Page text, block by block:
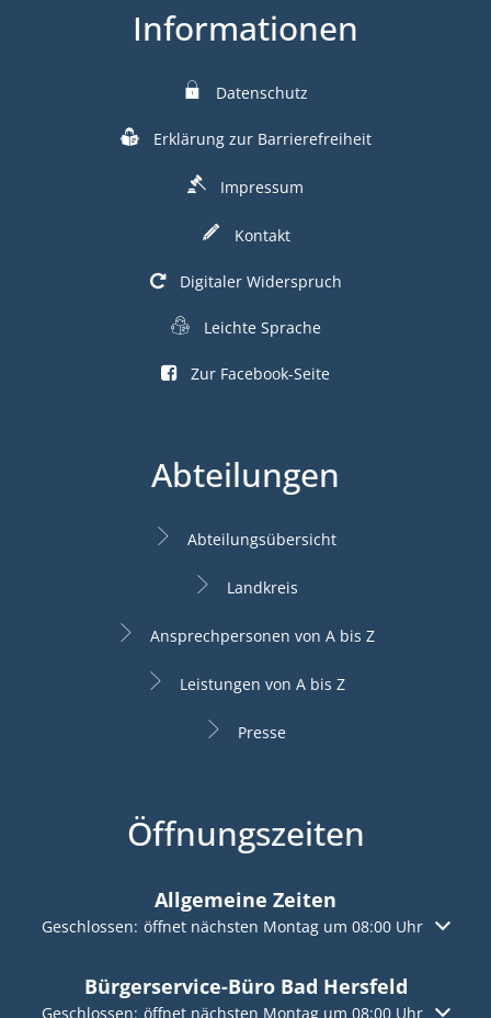
Informationen
Datenschutz
Erklärung zur Barrierefreiheit
Impressum
Kontakt
Digitaler Widerspruch
Leichte Sprache
Zur Facebook-Seite
Abteilungen
Abteilungsübersicht
Landkreis
Ansprechpersonen von A bis Z
Leistungen von A bis Z
Presse
Öffnungszeiten
Allgemeine Zeiten
Klicken, um weitere Öffnungs- oder Schließzeiten
Geschlossen: öffnet nächsten Montag um 08:00 Uhr
Bürgerservice-Büro Bad Hersfeld
Klicken, um weitere Öffnungs- oder Schließzeiten
Geschlossen: öffnet nächsten Montag um 08:00 Uhr